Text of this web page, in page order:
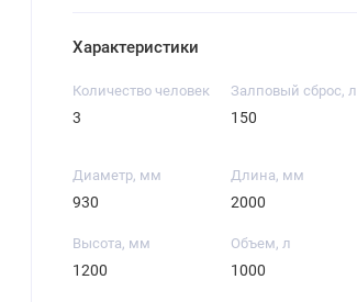
Характеристики
Количество человек
3
Залповый сброс, л
150
Диаметр, мм
930
Длина, мм
2000
Высота, мм
1200
Объем, л
1000